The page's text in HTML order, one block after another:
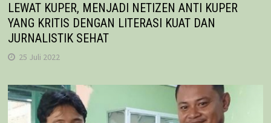
LEWAT KUPER, MENJADI NETIZEN ANTI KUPER
YANG KRITIS DENGAN LITERASI KUAT DAN
JURNALISTIK SEHAT
25 Juli 2022